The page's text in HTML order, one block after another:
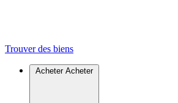
Trouver des biens
Acheter Acheter